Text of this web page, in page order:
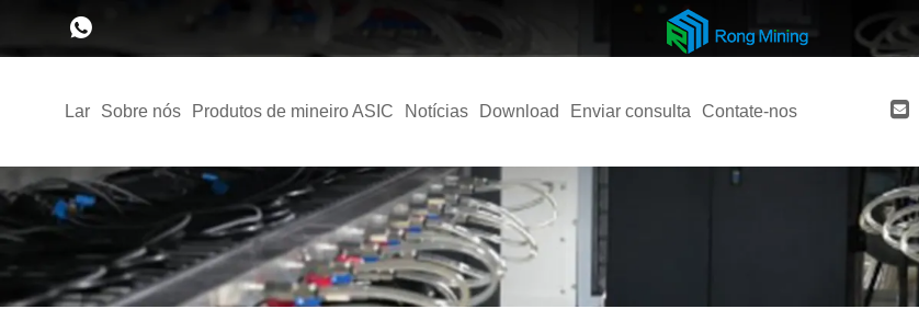
Lar Sobre nós Produtos de mineiro ASIC Notícias Download Enviar consulta Contate-nos